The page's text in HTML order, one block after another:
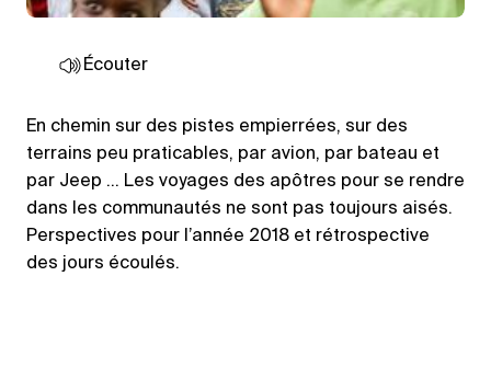
Écouter
En chemin sur des pistes empierrées, sur des
terrains peu praticables, par avion, par bateau et
par Jeep … Les voyages des apôtres pour se rendre
dans les communautés ne sont pas toujours aisés.
Perspectives pour l’année 2018 et rétrospective
des jours écoulés.